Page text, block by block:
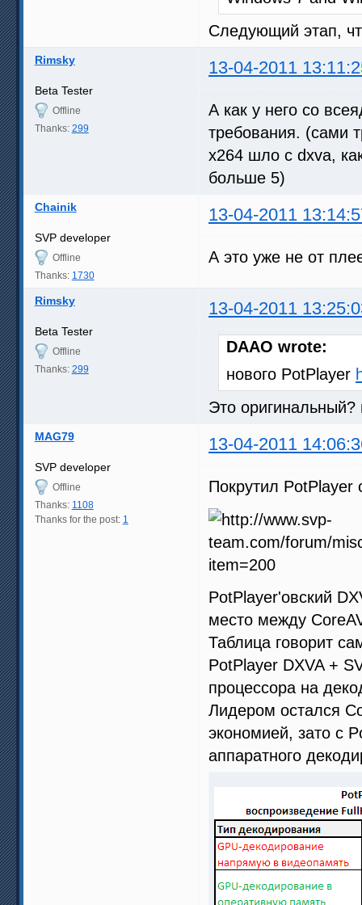
Следующий этап,
Rimsky 13-04-2011
Beta Tester
Offline
Thanks: 299
А как у него со
требования. (сами
x264 шло с dxva,
больше 5)
Chainik 13-04-2011
SVP developer
Offline
Thanks: 1730
А это уже не от
Rimsky 13-04-2011
Beta Tester
Offline
Thanks: 299
DAAO wrote:
нового PotPlayer
Это оригинальный?
MAG79 13-04-2011
SVP developer
Offline
Thanks: 1108
Thanks for the post: 1
Покрутил
PotPlayer'овский
место между
Таблица говорит
PotPlayer DXVA +
процессора на
Лидером остался
экономией, зато с
аппаратного